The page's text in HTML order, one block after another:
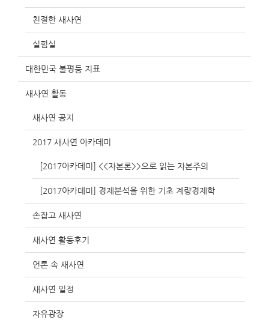
친절한 새사연
실험실
대한민국 불평등 지표
새사연 활동
새사연 공지
2017 새사연 아카데미
[2017아카데미] <<자본론>>으로 읽는 자본주의
[2017아카데미] 경제분석을 위한 기초 계량경제학
손잡고 새사연
새사연 활동후기
언론 속 새사연
새사연 일정
자유광장